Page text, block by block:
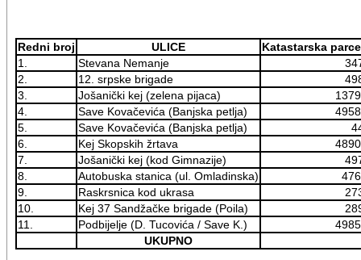
Redni broj ULICE
Katastarska
1.
Stevana Nemanje
2.
12. srpske brigade
3.
Jošanički kej (zelena pijaca)
4.
Save Kovačevića (Banjska petlja)
5.
Save Kovačevića (Banjska petlja)
6.
Kej Skopskih žrtava
7.
Jošanički kej (kod Gimnazije)
8.
Autobuska stanica (ul. Omladinska)
9.
Raskrsnica kod ukrasa
10.
Kej 37 Sandžačke brigade (Poila)
11.
Podbijelje (D. Tucovića / Save K.)
UKUPNO